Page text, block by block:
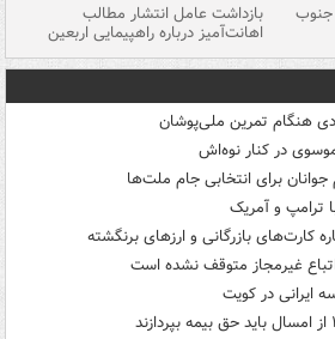
جنوب بازداشت عامل انتشار مطالب
اهانت‌آمیز درباره راهپیمایی اربعین
هنگام تمرین ملی‌پوشان
در کنار نوه‌اش
ترامپ و آمریک
کارت‌های بازرگانی و ارزهای برنگشته
غیرمجاز متوقف نشده است
ایرانی در کویت